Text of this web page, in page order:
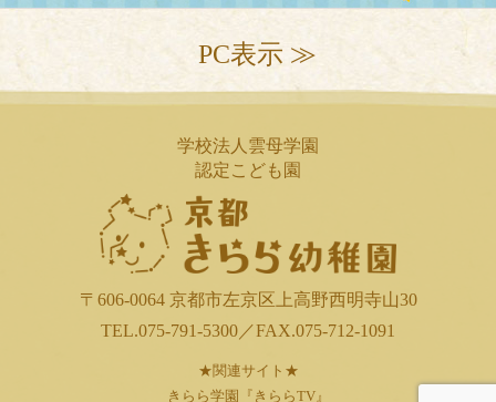
PC表示 ≫
学校法人雲母学園
認定こども園
〒606-0064 京都市左京区上高野西明寺山30
TEL.075-791-5300／FAX.075-712-1091
★関連サイト★
きらら学園『きららTV』